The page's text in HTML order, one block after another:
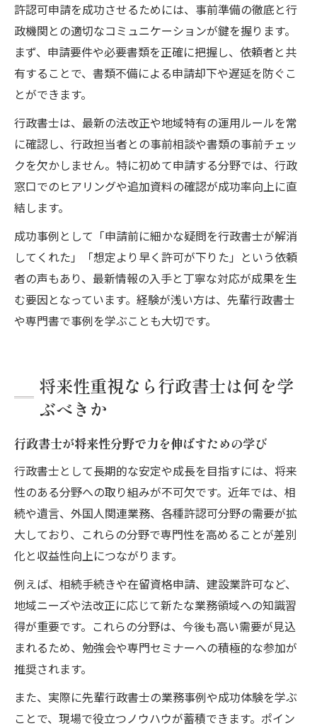
許認可申請を成功させるためには、事前準備の徹底と行
政機関との適切なコミュニケーションが鍵を握ります。
まず、申請要件や必要書類を正確に把握し、依頼者と共
有することで、書類不備による申請却下や遅延を防ぐこ
とができます。
行政書士は、最新の法改正や地域特有の運用ルールを常
に確認し、行政担当者との事前相談や書類の事前チェッ
クを欠かしません。特に初めて申請する分野では、行政
窓口でのヒアリングや追加資料の確認が成功率向上に直
結します。
成功事例として「申請前に細かな疑問を行政書士が解消
してくれた」「想定より早く許可が下りた」という依頼
者の声もあり、最新情報の入手と丁寧な対応が成果を生
む要因となっています。経験が浅い方は、先輩行政書士
や専門書で事例を学ぶことも大切です。
将来性重視なら行政書士は何を学
ぶべきか
行政書士が将来性分野で力を伸ばすための学び
行政書士として長期的な安定や成長を目指すには、将来
性のある分野への取り組みが不可欠です。近年では、相
続や遺言、外国人関連業務、各種許認可分野の需要が拡
大しており、これらの分野で専門性を高めることが差別
化と収益性向上につながります。
例えば、相続手続きや在留資格申請、建設業許可など、
地域ニーズや法改正に応じて新たな業務領域への知識習
得が重要です。これらの分野は、今後も高い需要が見込
まれるため、勉強会や専門セミナーへの積極的な参加が
推奨されます。
また、実際に先輩行政書士の業務事例や成功体験を学ぶ
ことで、現場で役立つノウハウが蓄積できます。ポイン